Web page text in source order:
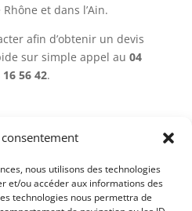
nous utilisons des technologies
et/ou accéder aux informations des
technologies nous permettra de
et dans l’Ain.
afin d’obtenir un devis
sur simple appel au 04
16 56 42.
74 16 56 42